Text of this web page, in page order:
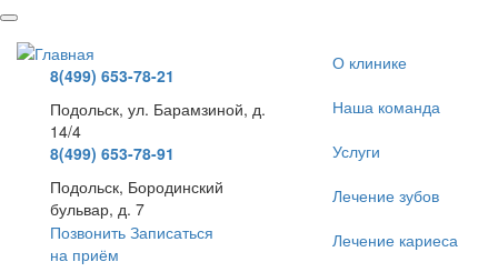
Перейти
основному
содержанию8(499) 653-78-21
Подольск, ул. Барамзиной, д.
14/4
8(499) 653-78-91
Подольск, Бородинский
бульвар, д. 7
Позвонить Записаться
на приём
О клинике
Наша команда
Услуги
Лечение зубов
Лечение кариеса